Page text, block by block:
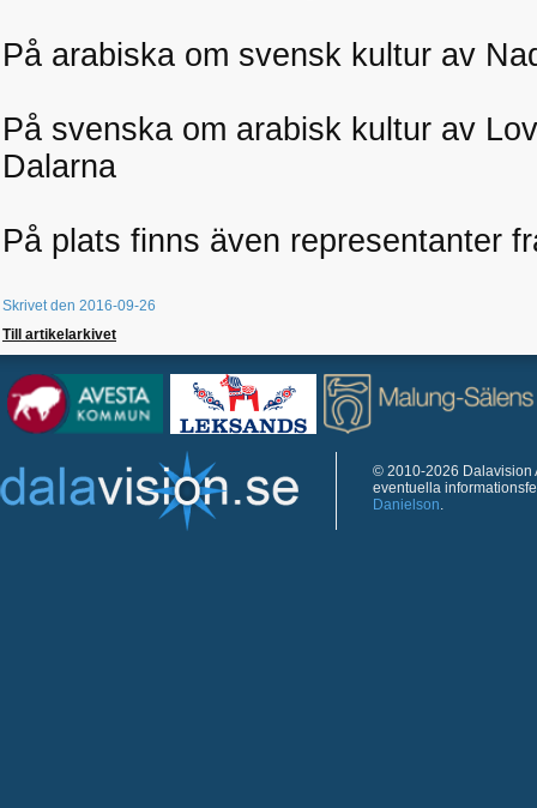
På arabiska om svensk kultur av
På svenska om arabisk kultur av
Dalarna
På plats finns även representanter
Skrivet den 2016-09-26
Till artikelarkivet
© 2010-2026 Dalavision
eventuella
Danielson.